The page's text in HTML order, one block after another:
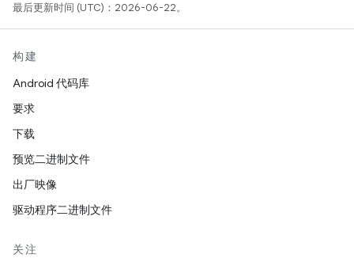
最后更新时间 (UTC)：2026-06-22。
构建
Android 代码库
要求
下载
预览二进制文件
出厂映像
驱动程序二进制文件
关注